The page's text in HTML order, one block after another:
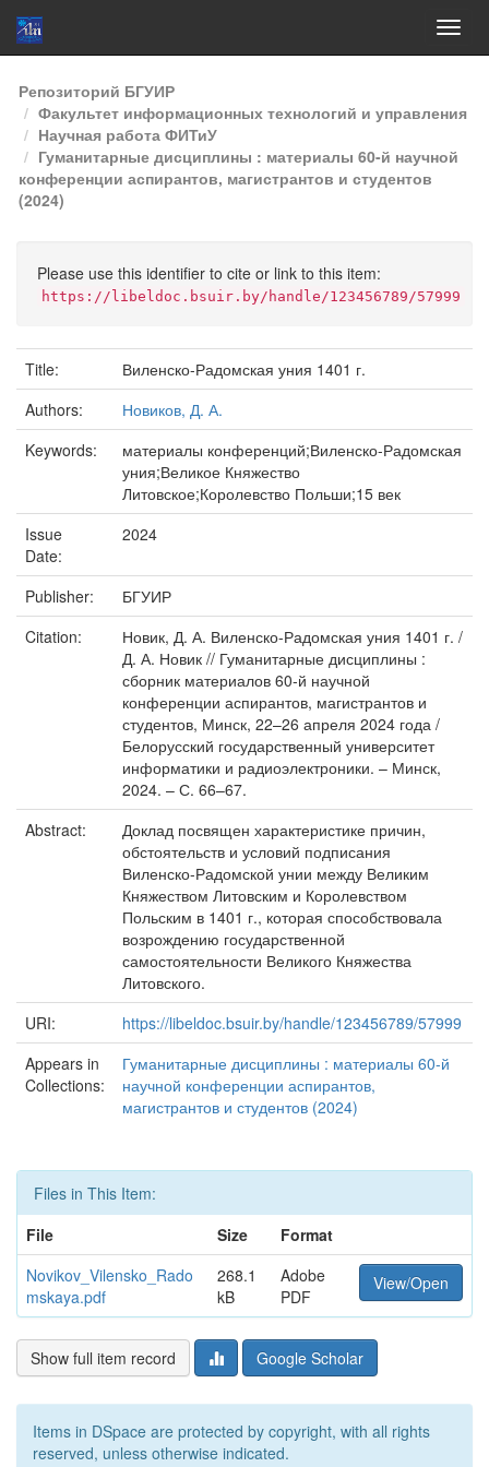
Skip
navigation
Репозиторий БГУИР
Факультет информационных технологий и управления
Научная работа ФИТиУ
Гуманитарные дисциплины : материалы 60-й научной
конференции аспирантов, магистрантов и студентов
(2024)
Please use this identifier to cite or link to this item:
https://libeldoc.bsuir.by/handle/123456789/57999
Title:
Виленско-Радомская уния 1401 г.
Authors:
Новиков, Д. А.
Keywords:
материалы конференций;Виленско-Радомская
уния;Великое Княжество
Литовское;Королевство Польши;15 век
Issue
Date:
2024
Publisher:
БГУИР
Citation:
Новик, Д. А. Виленско-Радомская уния 1401 г. /
Д. А. Новик // Гуманитарные дисциплины :
сборник материалов 60-й научной
конференции аспирантов, магистрантов и
студентов, Минск, 22–26 апреля 2024 года /
Белорусский государственный университет
информатики и радиоэлектроники. – Минск,
2024. – С. 66–67.
Abstract:
Доклад посвящен характеристике причин,
обстоятельств и условий подписания
Виленско-Радомской унии между Великим
Княжеством Литовским и Королевством
Польским в 1401 г., которая способствовала
возрождению государственной
самостоятельности Великого Княжества
Литовского.
URI:
https://libeldoc.bsuir.by/handle/123456789/57999
Appears in
Collections:
Гуманитарные дисциплины : материалы 60-й
научной конференции аспирантов,
магистрантов и студентов (2024)
Files in This Item:
File
Size
Format
Novikov_Vilensko_Rado
mskaya.pdf
268.1
kB
Adobe
PDF
View/Open
Show full item record Google Scholar
Items in DSpace are protected by copyright, with all rights
reserved, unless otherwise indicated.